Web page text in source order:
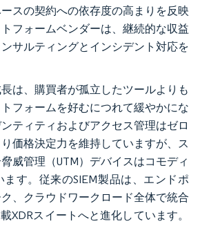
スの契約への依存度の高まりを反映
フォームベンダーは、継続的な収益
サルティングとインシデント対応を
は、購買者が孤立したツールよりも
フォームを好むにつれて緩やかにな
ティティおよびアクセス管理はゼロ
価格決定力を維持していますが、ス
威管理（UTM）デバイスはコモディ
す。従来のSIEM製品は、エンドポ
、クラウドワークロード全体で統合
XDRスイートへと進化しています。